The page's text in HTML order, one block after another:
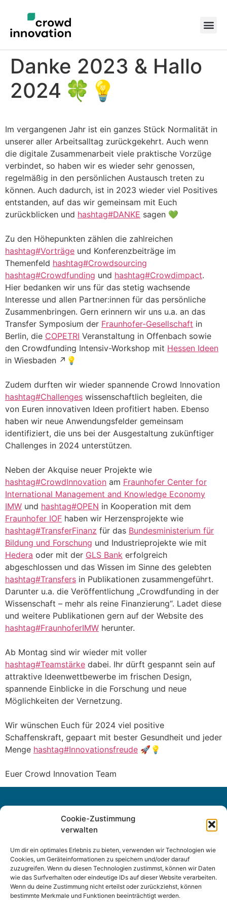
Cookie-Zustimmung
verwalten
Um dir ein optimales Erlebnis zu bieten, verwenden wir Technologien wie
Cookies, um Geräteinformationen zu speichern und/oder darauf
zuzugreifen. Wenn du diesen Technologien zustimmst, können wir Daten
wie das Surfverhalten oder eindeutige IDs auf dieser Website verarbeiten.
Wenn du deine Zustimmung nicht erteilst oder zurückziehst, können
bestimmte Merkmale und Funktionen beeinträchtigt werden.
Danke 2023 & Hallo
2024 🍀💡
Im vergangenen Jahr ist ein ganzes Stück Normalität in
unserer aller Arbeitsalltag zurückgekehrt. Auch wenn
die digitale Zusammenarbeit viele praktische Vorzüge
verbindet, so haben wir es wieder sehr genossen,
regelmäßig in den persönlichen Austausch treten zu
können. Auch dadurch, ist in 2023 wieder viel Positives
entstanden, auf das wir gemeinsam mit Euch
zurückblicken und hashtag#DANKE sagen 💚
Zu den Höhepunkten zählen die zahlreichen
hashtag#Vorträge und Konferenzbeiträge im
Themenfeld hashtag#Crowdsourcing
hashtag#Crowdfunding und hashtag#Crowdimpact.
Hier bedanken wir uns für das stetig wachsende
Interesse und allen Partner:innen für das persönliche
Zusammenbringen. Gern erinnern wir uns u.a. an das
Transfer Symposium der Fraunhofer-Gesellschaft in
Berlin, die COPETRI Veranstaltung in Offenbach sowie
den Crowdfunding Intensiv-Workshop mit Hessen Ideen
in Wiesbaden ↗️💡
Zudem durften wir wieder spannende Crowd Innovation
hashtag#Challenges wissenschaftlich begleiten, die
von Euren innovativen Ideen profitiert haben. Ebenso
haben wir neue Anwendungsfelder gemeinsam
identifiziert, die uns bei der Ausgestaltung zukünftiger
Challenges in 2024 unterstützen.
Neben der Akquise neuer Projekte wie
hashtag#CrowdInnovation am Fraunhofer Center for
International Management and Knowledge Economy
IMW und hashtag#OPEN in Kooperation mit dem
Fraunhofer IOF haben wir Herzensprojekte wie
hashtag#TransferFinanz für das Bundesministerium für
Bildung und Forschung und Industrieprojekte wie mit
Hedera oder mit der GLS Bank erfolgreich
abgeschlossen und das Wissen im Sinne des gelebten
hashtag#Transfers in Publikationen zusammengeführt.
Darunter u.a. die Veröffentlichung „Crowdfunding in der
Wissenschaft – mehr als reine Finanzierung“. Ladet diese
und weitere Publikationen gern auf der Website des
hashtag#FraunhoferIMW herunter.
Ab Montag sind wir wieder mit voller
hashtag#Teamstärke dabei. Ihr dürft gespannt sein auf
attraktive Ideenwettbewerbe im frischen Design,
spannende Einblicke in die Forschung und neue
Möglichkeiten der Vernetzung.
Wir wünschen Euch für 2024 viel positive
Schaffenskraft, gepaart mit bester Gesundheit und jeder
Menge hashtag#Innovationsfreude 🚀💡
Euer Crowd Innovation Team
Sitemap